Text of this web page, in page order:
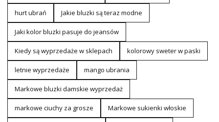
hurt ubrań Jakie bluzki są teraz modne
Jaki kolor bluzki pasuje do jeansów
Kiedy są wyprzedaże w sklepach kolorowy sweter w paski
letnie wyprzedaże mango ubrania
Markowe bluzki damskie wyprzedaż
markowe ciuchy za grosze Markowe sukienki włoskie